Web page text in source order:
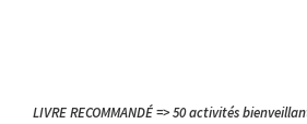
LIVRE RECOMMANDÉ => 50 activités